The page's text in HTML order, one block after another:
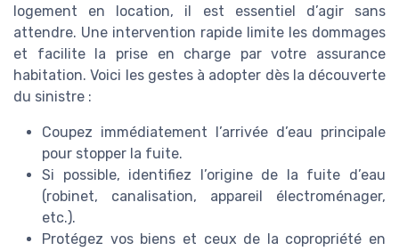
logement en location, il est essentiel d’agir sans
attendre. Une intervention rapide limite les dommages
et facilite la prise en charge par votre assurance
habitation. Voici les gestes à adopter dès la découverte
du sinistre :
Coupez immédiatement l’arrivée d’eau principale
pour stopper la fuite.
Si possible, identifiez l’origine de la fuite d’eau
(robinet, canalisation, appareil électroménager,
etc.).
Protégez vos biens et ceux de la copropriété en